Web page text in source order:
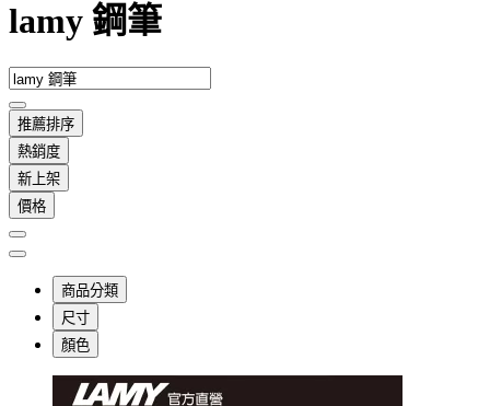
lamy 鋼筆
推薦排序
熱銷度
新上架
價格
商品分類
尺寸
顏色